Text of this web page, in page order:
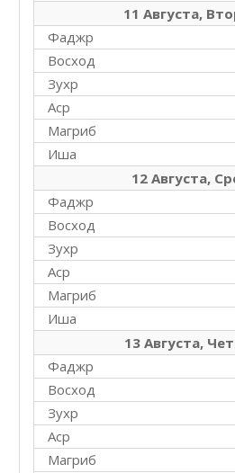
11 Августа,
Фаджр
Восход
Зухр
Аср
Магриб
Иша
12 Августа,
Фаджр
Восход
Зухр
Аср
Магриб
Иша
13 Августа,
Фаджр
Восход
Зухр
Аср
Магриб